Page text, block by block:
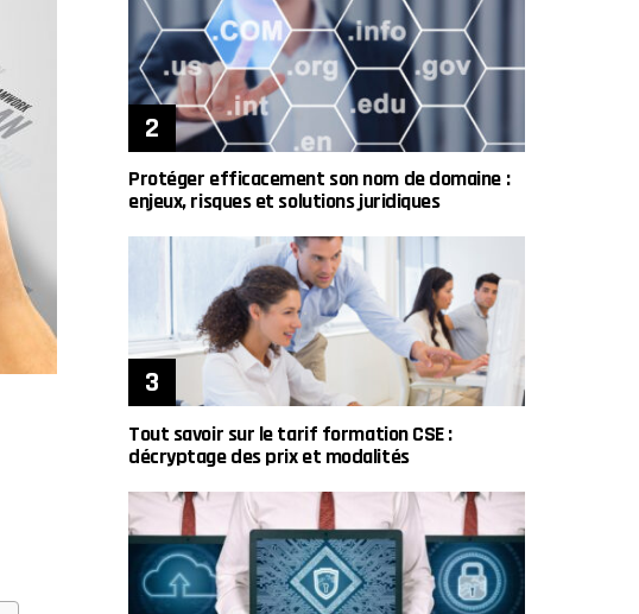
Protéger efficacement son nom de domaine :
enjeux, risques et solutions juridiques
Tout savoir sur le tarif formation CSE :
décryptage des prix et modalités